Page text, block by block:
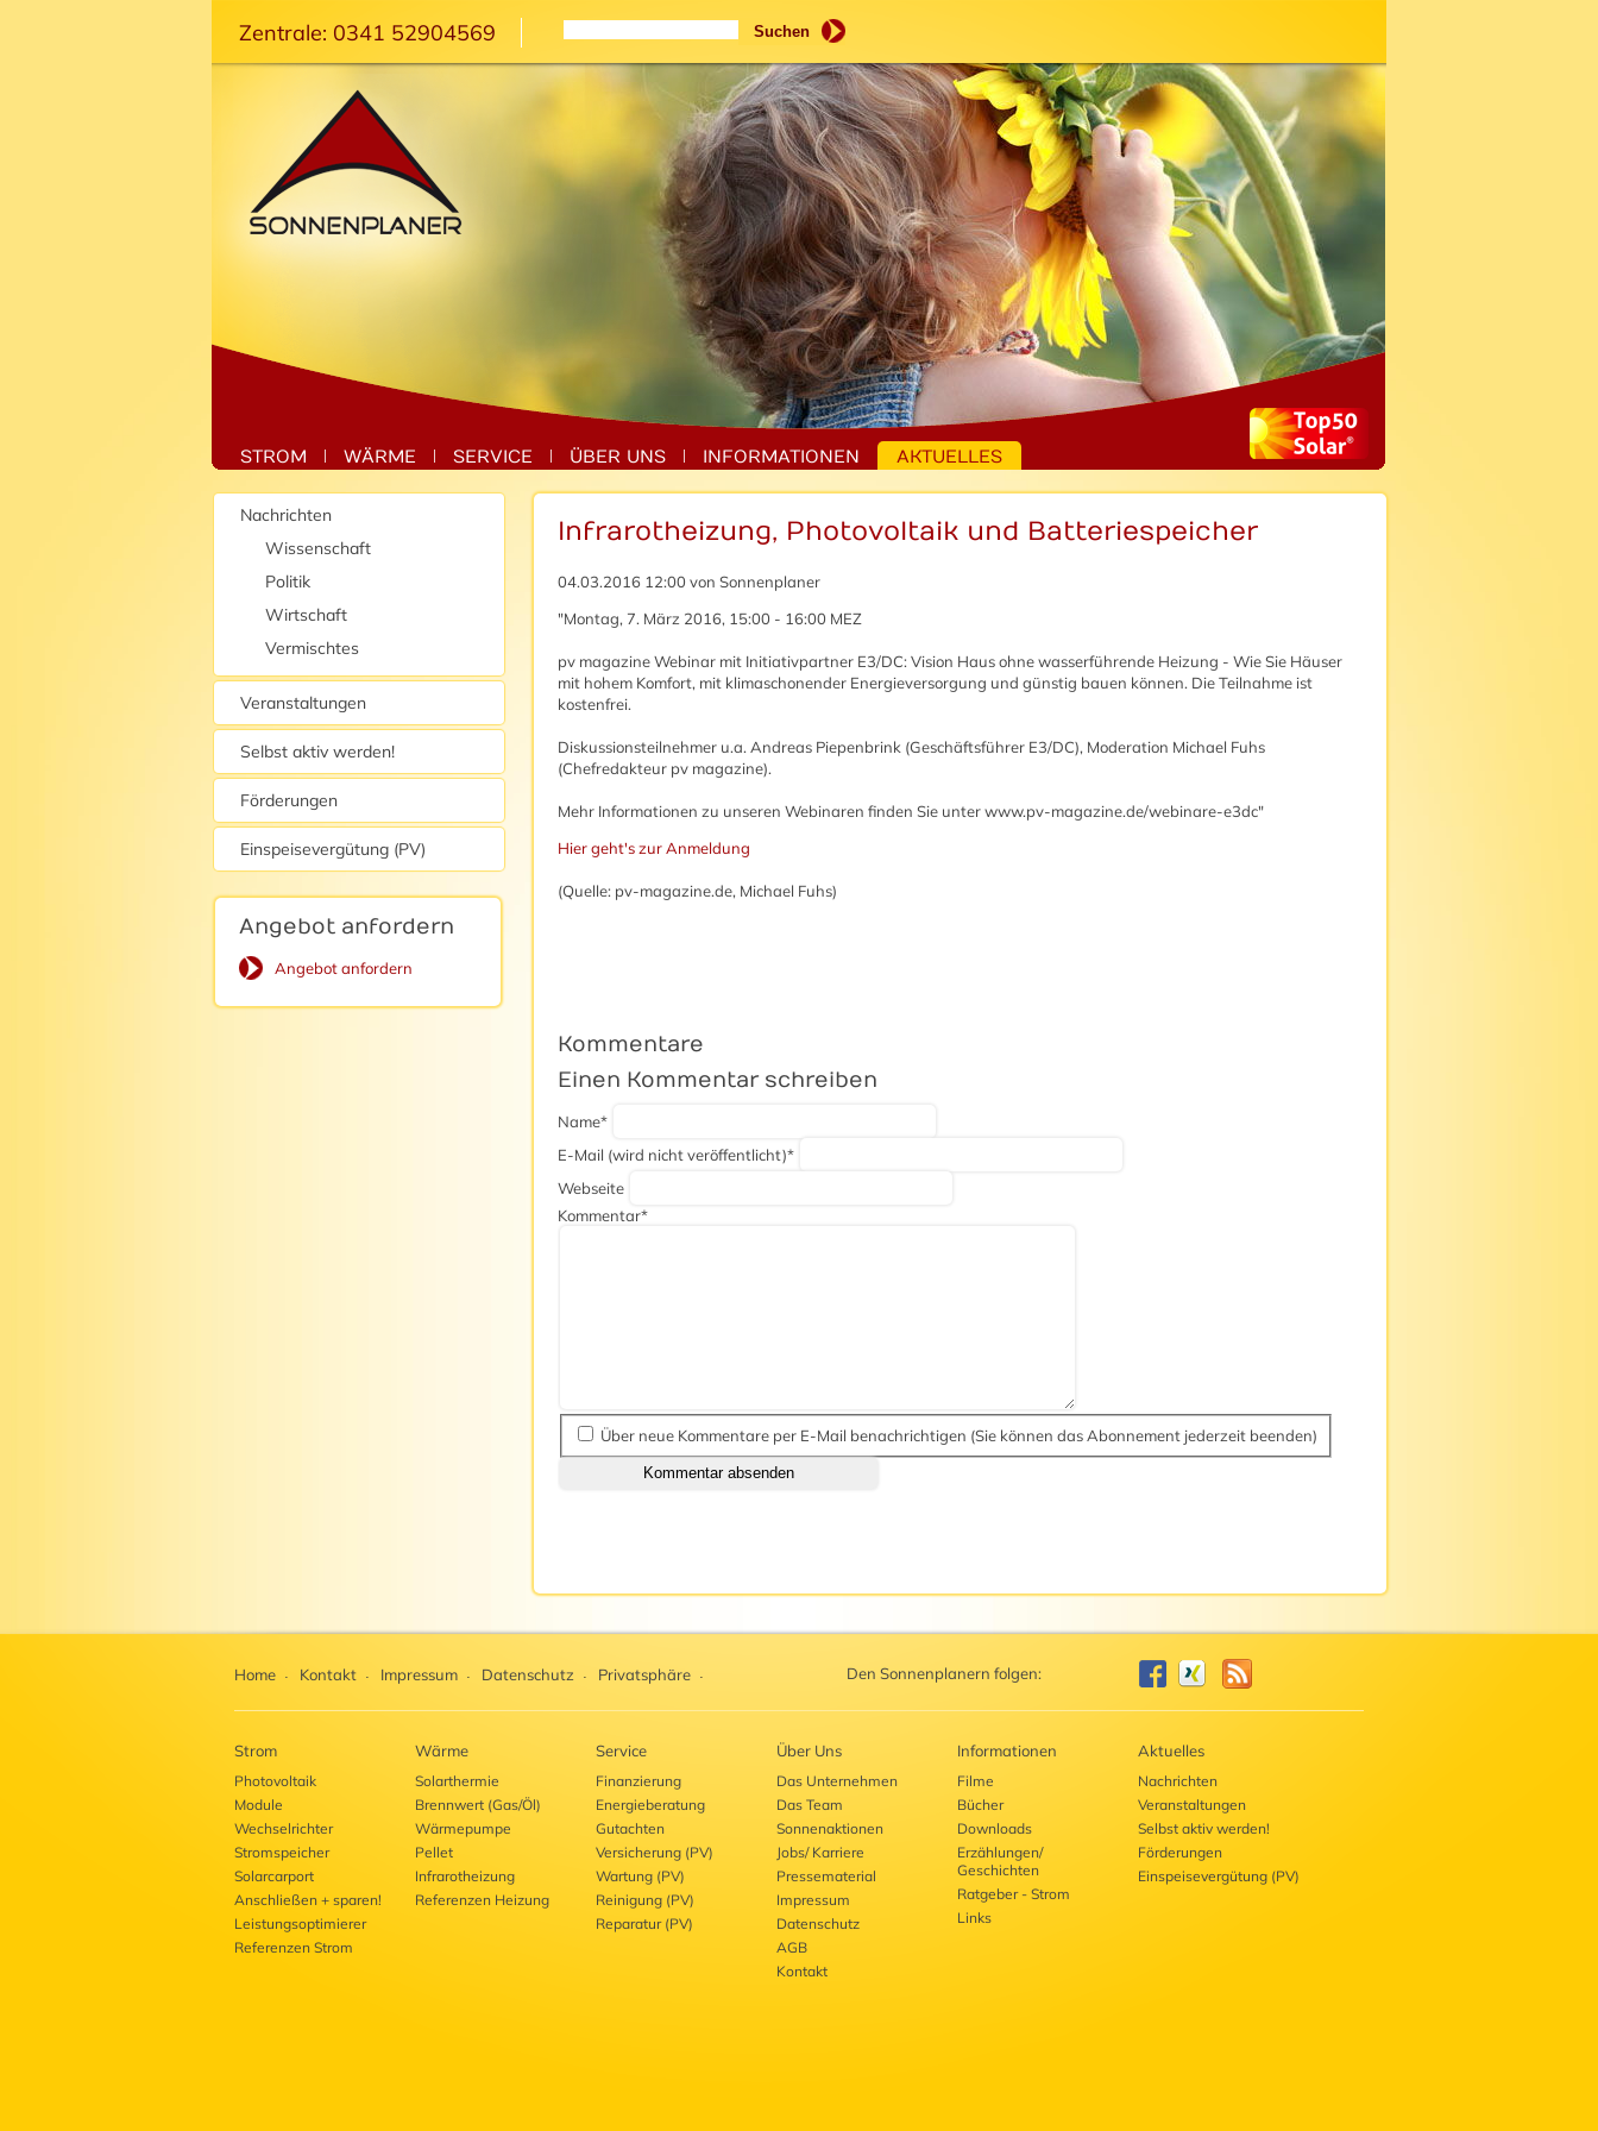
STROM WÄRME SERVICE ÜBER UNS INFORMATIONEN AKTUELLES
Zentrale: 0341 52904569 Suchbegriffe Suchen
Infrarotheizung, Photovoltaik und Batteriespeicher
04.03.2016 12:00 von Sonnenplaner
"Montag, 7. März 2016, 15:00 - 16:00 MEZ
pv magazine Webinar mit Initiativpartner E3/DC: Vision Haus ohne wasserführende Heizung - Wie Sie Häuser
mit hohem Komfort, mit klimaschonender Energieversorgung und günstig bauen können. Die Teilnahme ist
kostenfrei.
Diskussionsteilnehmer u.a. Andreas Piepenbrink (Geschäftsführer E3/DC), Moderation Michael Fuhs
(Chefredakteur pv magazine).
Mehr Informationen zu unseren Webinaren finden Sie unter www.pv-magazine.de/webinare-e3dc"
Hier geht's zur Anmeldung
(Quelle: pv-magazine.de, Michael Fuhs)
Kommentare
Einen Kommentar schreiben
Pflichtfeld
Name*
Pflichtfeld
E-Mail (wird nicht veröffentlicht)*
Webseite
Pflichtfeld
Kommentar*
Über neue Kommentare per E-Mail benachrichtigen (Sie können das Abonnement jederzeit beenden)
Kommentar absenden
Nachrichten
Wissenschaft
Politik
Wirtschaft
Vermischtes
Veranstaltungen
Selbst aktiv werden!
Förderungen
Einspeisevergütung (PV)
Angebot anfordern
Angebot anfordern
Home Kontakt Impressum Datenschutz Privatsphäre Den Sonnenplanern folgen:
Strom
Photovoltaik
Module
Wechselrichter
Stromspeicher
Solarcarport
Anschließen + sparen!
Leistungsoptimierer
Referenzen Strom
Wärme
Solarthermie
Brennwert (Gas/Öl)
Wärmepumpe
Pellet
Infrarotheizung
Referenzen Heizung
Service
Finanzierung
Energieberatung
Gutachten
Versicherung (PV)
Wartung (PV)
Reinigung (PV)
Reparatur (PV)
Über Uns
Das Unternehmen
Das Team
Sonnenaktionen
Jobs/ Karriere
Pressematerial
Impressum
Datenschutz
AGB
Kontakt
Informationen
Filme
Bücher
Downloads
Erzählungen/
Geschichten
Ratgeber - Strom
Links
Aktuelles
Nachrichten
Veranstaltungen
Selbst aktiv werden!
Förderungen
Einspeisevergütung (PV)